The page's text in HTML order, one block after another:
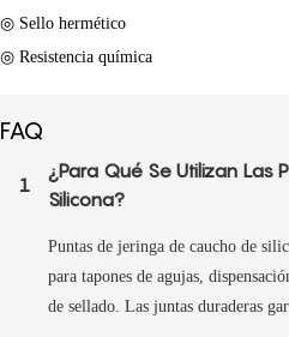
◎ Sello hermético
◎ Resistencia química
FAQ
1
¿Para Qué Se Utilizan Las
Silicona?
Puntas de jeringa de caucho de
para tapones de agujas,
de sellado. Las juntas duraderas